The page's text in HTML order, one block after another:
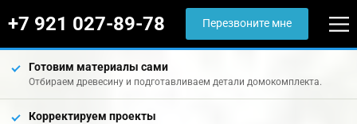
+7 921 027-89-78 Перезвоните мне
Готовим материалы сами
Отбираем древесину и подготавливаем детали домокомплекта.
Корректируем проекты